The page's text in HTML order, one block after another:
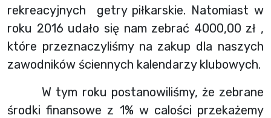
rekreacyjnych getry piłkarskie. Natomiast w
roku 2016 udało się nam zebrać 4000,00 zł ,
które przeznaczyliśmy na zakup dla naszych
zawodników ściennych kalendarzy klubowych.
W tym roku postanowiliśmy, że zebrane
środki finansowe z 1% w calości przekażemy